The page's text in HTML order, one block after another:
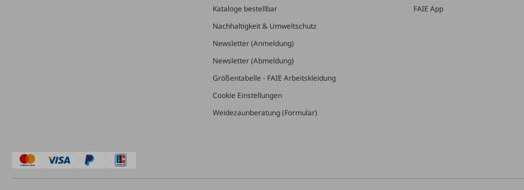
Kataloge bestellbar
Nachhaltigkeit & Umweltschutz
Newsletter (Anmeldung)
Newsletter (Abmeldung)
Größentabelle - FAIE Arbeitskleidung
Cookie Einstellungen
Weidezaunberatung (Formular)
FAIE App